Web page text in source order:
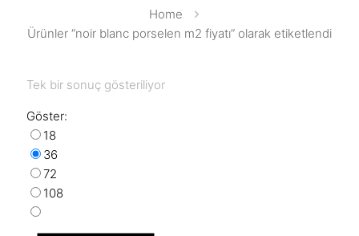
Home
Ürünler “noir blanc porselen m2 fiyatı” olarak etiketlendi
Tek bir sonuç gösteriliyor
Göster:
18
36
72
108